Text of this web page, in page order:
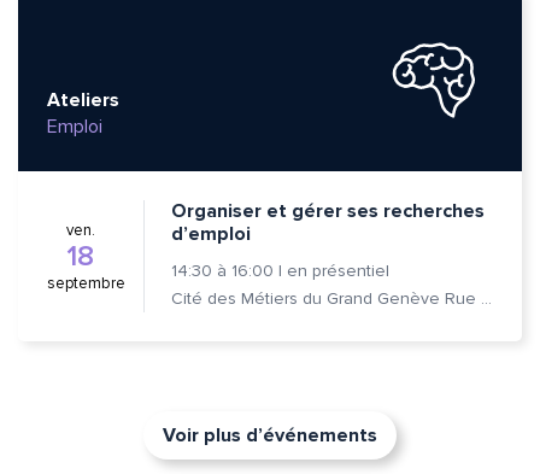
Ateliers
Emploi
ven.
18
septembre
Organiser et gérer ses recherches
d’emploi
14:30 à 16:00 | en présentiel
Cité des Métiers du Grand Genève Rue Prévost-Martin 6 1205 Genève
Voir plus d’événements